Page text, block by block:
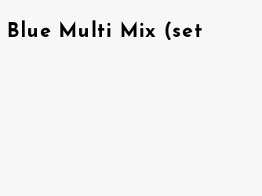
Blue Multi Mix (set